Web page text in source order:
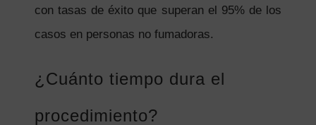
con tasas de éxito que superan el 95% de los
casos en personas no fumadoras.
¿Cuánto tiempo dura el
procedimiento?